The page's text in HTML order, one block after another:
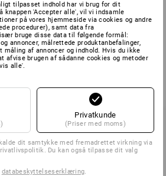
allerede set 3 af 3 varer.
SERVICE 70 20 91 18
tilpasset indhold har vi brug for dit
knappen 'Accepter alle', vil vi indsamle
på vores hjemmeside via cookies og andre
procedurer), samt data fra
bruge disse data til følgende formål:
annoncer, målrettede produktanbefalinger,
måling af annoncer og indhold. Hvis du ikke
afvise brugen af sådanne cookies og metoder
alle'.
Privatkunde
(Priser med moms)
dit samtykke med fremadrettet virkning via
Du kan også tilpasse dit valg
databeskyttelseserklæring.